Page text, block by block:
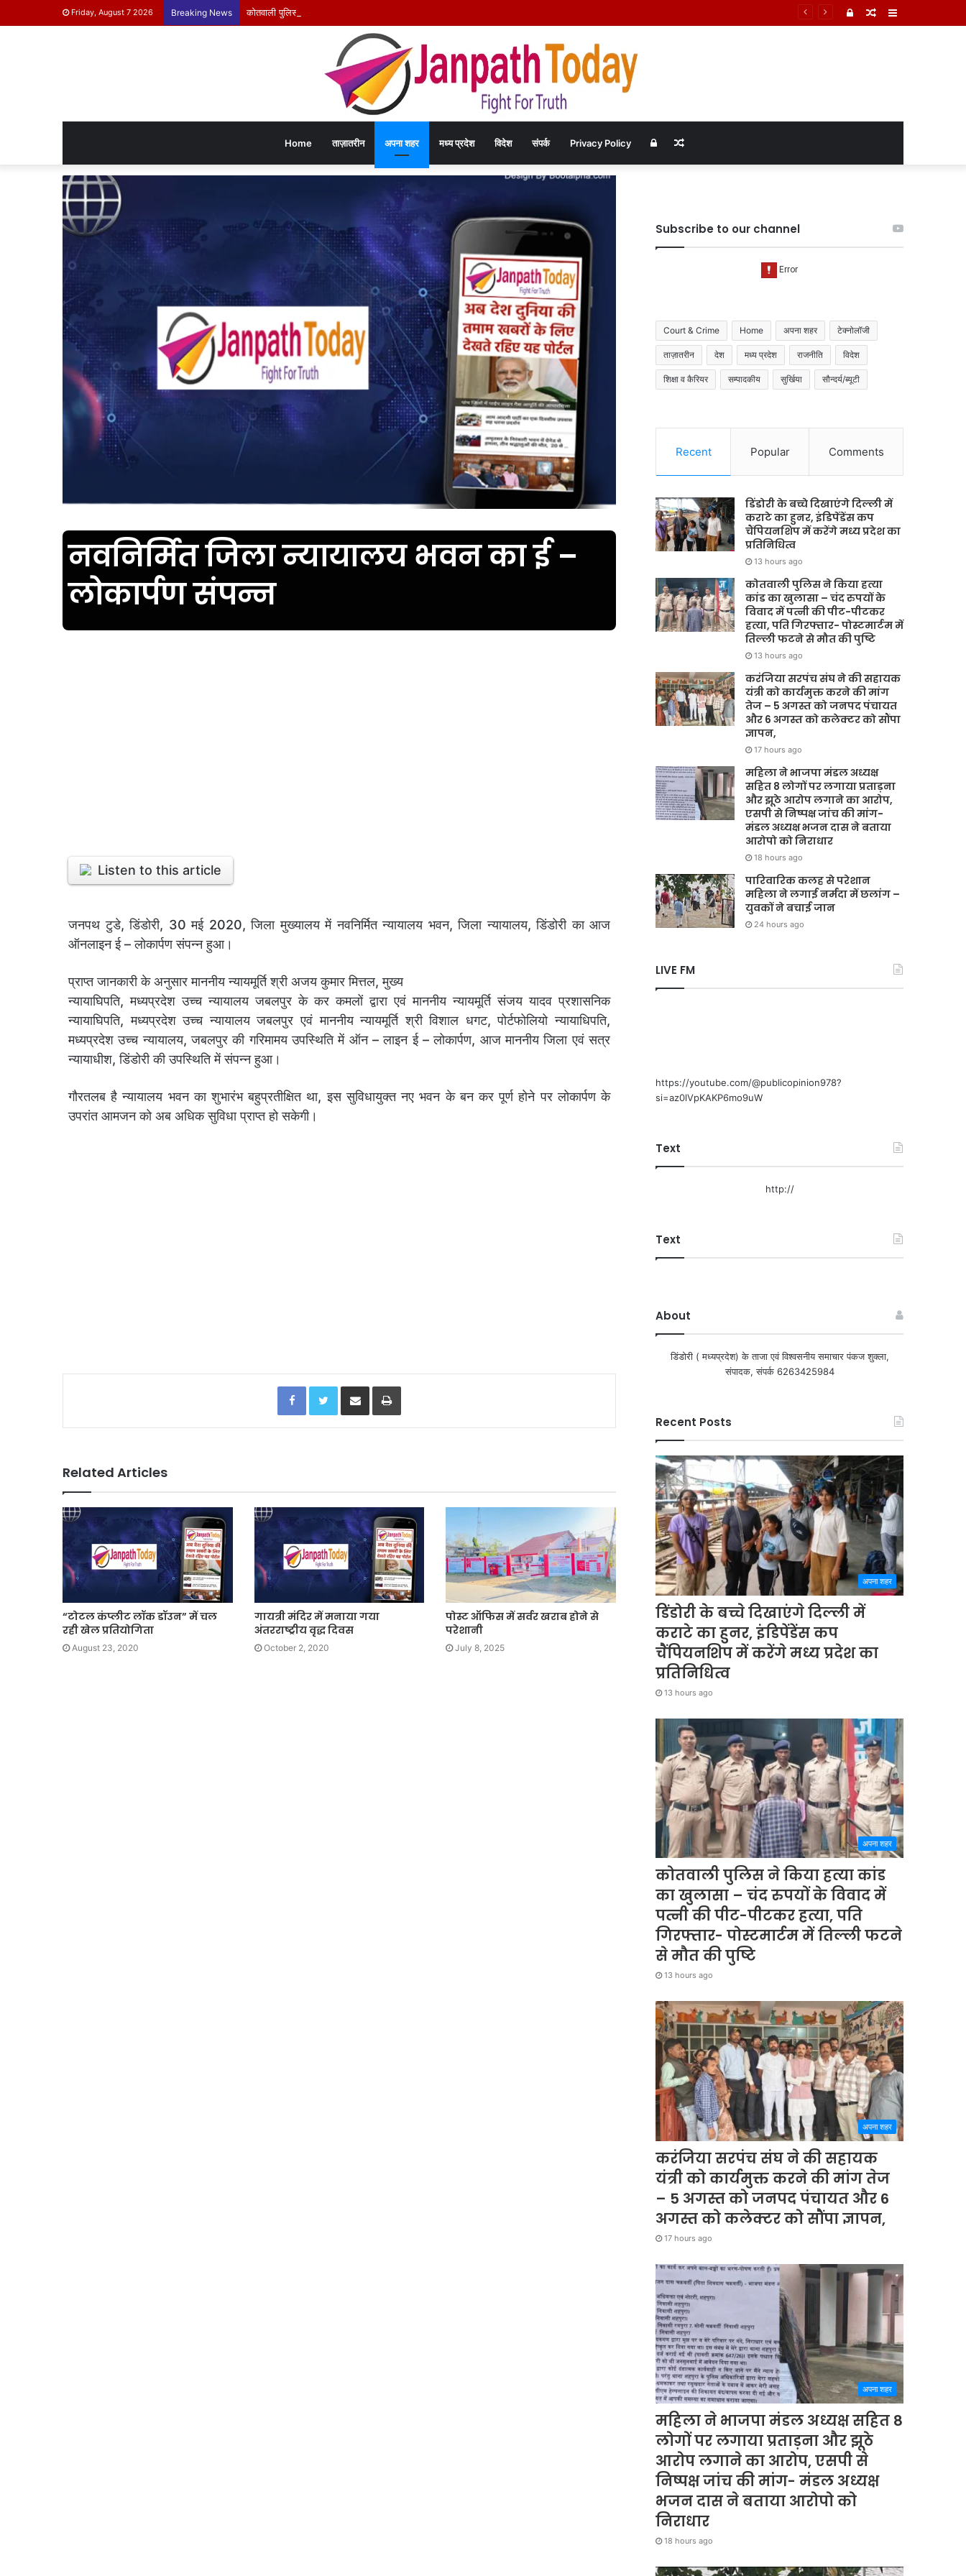
Friday, August 7 2026 Breaking News कोतवाली पुलिस ने किया हत्या कांड का खुलासा – चंद रुपयों के विवाद में पत्नी की पीट-पीटकर हत्या, पति गिरफ्तार- पोस्टमार्टम में तिल्ली फटने से मौत की पुष्टि Random
Log
Home ताज़ातरीन अपना शहर मध्य प्रदेश विदेश संपर्क Privacy Policy Random
Log
नवनिर्मित जिला न्यायालय भवन का ई –
लोकार्पण संपन्न
Listen to this article
जनपथ टुडे, डिंडोरी, 30 मई 2020, जिला मुख्यालय में नवनिर्मित न्यायालय भवन, जिला न्यायालय, डिंडोरी का आज
ऑनलाइन ई – लोकार्पण संपन्न हुआ।
प्राप्त जानकारी के अनुसार माननीय न्यायमूर्ति श्री अजय कुमार मित्तल, मुख्य
न्यायाघिपति, मध्यप्रदेश उच्च न्यायालय जबलपुर के कर कमलों द्वारा एवं माननीय न्यायमूर्ति संजय यादव प्रशासनिक
न्यायाघिपति, मध्यप्रदेश उच्च न्यायालय जबलपुर एवं माननीय न्यायमूर्ति श्री विशाल धगट, पोर्टफोलियो न्यायाधिपति,
मध्यप्रदेश उच्च न्यायालय, जबलपुर की गरिमामय उपस्थिति में ऑन – लाइन ई – लोकार्पण, आज माननीय जिला एवं सत्र
न्यायाधीश, डिंडोरी की उपस्थिति में संपन्न हुआ।
गौरतलब है न्यायालय भवन का शुभारंभ बहुप्रतीक्षित था, इस सुविधायुक्त नए भवन के बन कर पूर्ण होने पर लोकार्पण के
उपरांत आमजन को अब अधिक सुविधा प्राप्त हो सकेगी।
Facebook Twitter
Related Articles
“टोटल कंप्लीट लॉक डॉउन” में चल
रही खेल प्रतियोगिता
August 23, 2020
गायत्री मंदिर में मनाया गया
अंतरराष्ट्रीय वृद्ध दिवस
October 2, 2020
पोस्ट ऑफिस में सर्वर खराब होने से
परेशानी
July 8, 2025
Subscribe to our channel
Court & Crime Home अपना शहर टेक्नोलॉजी
ताज़ातरीन देश मध्य प्रदेश राजनीति विदेश
शिक्षा व कैरियर सम्पादकीय सुर्खिया सौन्दर्य/ब्यूटी
Recent Popular Comments
डिंडोरी के बच्चे दिखाएंगे दिल्ली में
कराटे का हुनर, इंडिपेंडेंस कप
चैंपियनशिप में करेंगे मध्य प्रदेश का
प्रतिनिधित्व
13 hours ago
कोतवाली पुलिस ने किया हत्या
कांड का खुलासा – चंद रुपयों के
विवाद में पत्नी की पीट-पीटकर
हत्या, पति गिरफ्तार- पोस्टमार्टम में
तिल्ली फटने से मौत की पुष्टि
13 hours ago
करंजिया सरपंच संघ ने की सहायक
यंत्री को कार्यमुक्त करने की मांग
तेज – 5 अगस्त को जनपद पंचायत
और 6 अगस्त को कलेक्टर को सौंपा
ज्ञापन,
17 hours ago
महिला ने भाजपा मंडल अध्यक्ष
सहित 8 लोगों पर लगाया प्रताड़ना
और झूठे आरोप लगाने का आरोप,
एसपी से निष्पक्ष जांच की मांग-
मंडल अध्यक्ष भजन दास ने बताया
आरोपो को निराधार
18 hours ago
पारिवारिक कलह से परेशान
महिला ने लगाई नर्मदा में छलांग –
युवकों ने बचाई जान
24 hours ago
LIVE FM
https://youtube.com/@publicopinion978?
si=az0lVpKAKP6mo9uW
Text
http://
Text
About
डिंडोरी ( मध्यप्रदेश) के ताजा एवं विश्वसनीय समाचार पंकज शुक्ला,
संपादक, संपर्क 6263425984
Recent Posts
अपना शहर
डिंडोरी के बच्चे दिखाएंगे दिल्ली में
कराटे का हुनर, इंडिपेंडेंस कप
चैंपियनशिप में करेंगे मध्य प्रदेश का
प्रतिनिधित्व
13 hours ago
अपना शहर
कोतवाली पुलिस ने किया हत्या कांड
का खुलासा – चंद रुपयों के विवाद में
पत्नी की पीट-पीटकर हत्या, पति
गिरफ्तार- पोस्टमार्टम में तिल्ली फटने
से मौत की पुष्टि
13 hours ago
अपना शहर
करंजिया सरपंच संघ ने की सहायक
यंत्री को कार्यमुक्त करने की मांग तेज
– 5 अगस्त को जनपद पंचायत और 6
अगस्त को कलेक्टर को सौंपा ज्ञापन,
17 hours ago
अपना शहर
महिला ने भाजपा मंडल अध्यक्ष सहित 8
लोगों पर लगाया प्रताड़ना और झूठे
आरोप लगाने का आरोप, एसपी से
निष्पक्ष जांच की मांग- मंडल अध्यक्ष
भजन दास ने बताया आरोपो को
निराधार
18 hours ago